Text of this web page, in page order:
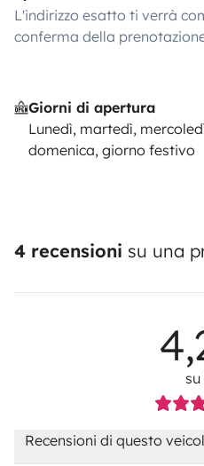
L'indirizzo esatto ti verrà
conferma della
Giorni di apertura
Lunedì, martedì,
domenica, giorno festivo
4 recensioni su una
su
Recensioni di questo